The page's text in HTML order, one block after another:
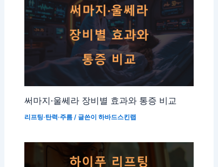
써마지·울쎄라 장비별 효과와 통증 비교
리프팅·탄력·주름/ 글쓴이 하바드스킨랩